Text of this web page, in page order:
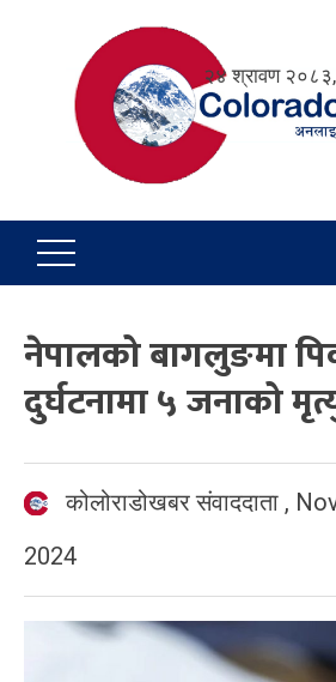
२४ श्रावण
नेपालको बागलुङमा
दुर्घटनामा ५ जनाको
कोलोराडोखबर संवाददाता ,
2024